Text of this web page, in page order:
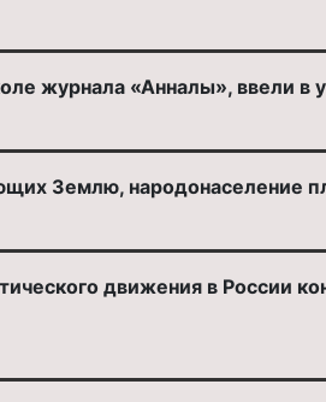
журнала «Анналы», ввели в
Землю, народонаселение
движения в России